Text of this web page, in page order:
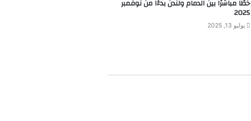
خطًا مباشرًا بين الدمام ولندن بدءًا من نوفمبر
2025
يوليو 13, 2025